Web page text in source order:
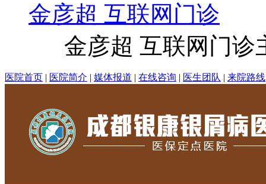
金彦超 互联网门诊
金彦超 互联网门诊
医院首页 | 医院简介 | 媒体报道 | 在线咨询 | 医生团队 | 来院路线